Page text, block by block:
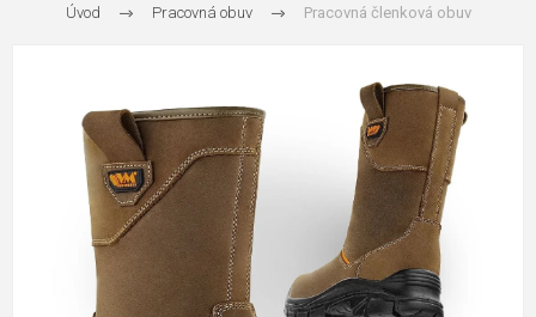
Úvod Pracovná obuv Pracovná členková obuv